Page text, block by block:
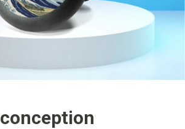
conception